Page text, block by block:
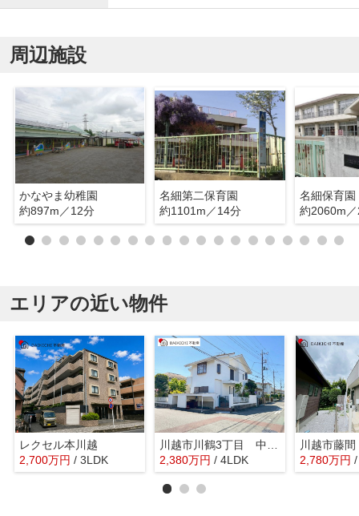
周辺施設
かなやま幼稚園
約897m／12分
名細第二保育園
約1101m／14分
名細保育園
約2060m
エリアの近い物件
レクセル本川越
2,700万円 / 3LDK
2,380万円 / 4LDK
川越市藤
2,780万円